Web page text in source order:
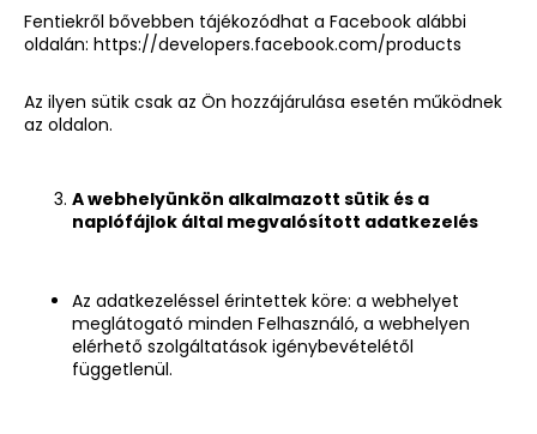
Fentiekről bővebben tájékozódhat a Facebook alábbi
oldalán: https://developers.facebook.com/products
Az ilyen sütik csak az Ön hozzájárulása esetén működnek
az oldalon.
A webhelyünkön alkalmazott sütik és a
naplófájlok által megvalósított adatkezelés
Az adatkezeléssel érintettek köre: a webhelyet
meglátogató minden Felhasználó, a webhelyen
elérhető szolgáltatások igénybevételétől
függetlenül.